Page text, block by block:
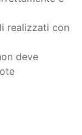
realizzati con
deve